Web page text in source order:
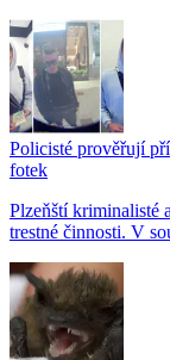
Policisté prověřují
fotek
Plzeňští kriminalisté
trestné činnosti. V